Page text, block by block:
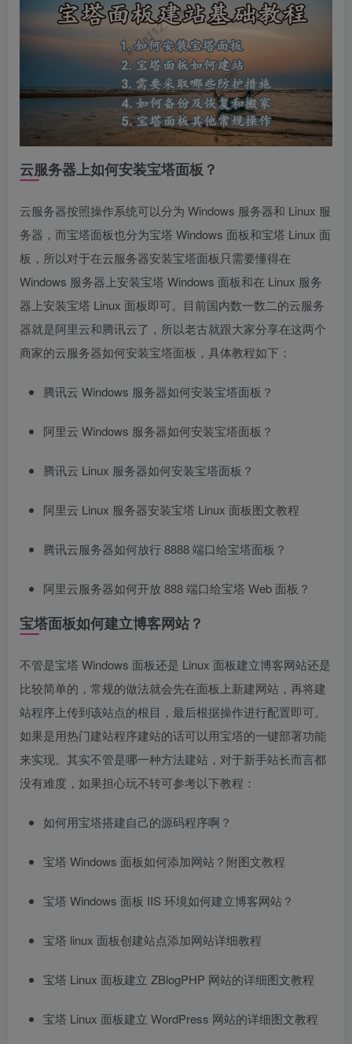
云服务器上如何安装宝塔面板？
云服务器按照操作系统可以分为 Windows 服务器和 Linux 服
务器，而宝塔面板也分为宝塔 Windows 面板和宝塔 Linux 面
板，所以对于在云服务器安装宝塔面板只需要懂得在
Windows 服务器上安装宝塔 Windows 面板和在 Linux 服务
器上安装宝塔 Linux 面板即可。目前国内数一数二的云服务
器就是阿里云和腾讯云了，所以老古就跟大家分享在这两个
商家的云服务器如何安装宝塔面板，具体教程如下：
腾讯云 Windows 服务器如何安装宝塔面板？
阿里云 Windows 服务器如何安装宝塔面板？
腾讯云 Linux 服务器如何安装宝塔面板？
阿里云 Linux 服务器安装宝塔 Linux 面板图文教程
腾讯云服务器如何放行 8888 端口给宝塔面板？
阿里云服务器如何开放 888 端口给宝塔 Web 面板？
宝塔面板如何建立博客网站？
不管是宝塔 Windows 面板还是 Linux 面板建立博客网站还是
比较简单的，常规的做法就会先在面板上新建网站，再将建
站程序上传到该站点的根目，最后根据操作进行配置即可。
如果是用热门建站程序建站的话可以用宝塔的一键部署功能
来实现。其实不管是哪一种方法建站，对于新手站长而言都
没有难度，如果担心玩不转可参考以下教程：
如何用宝塔搭建自己的源码程序啊？
宝塔 Windows 面板如何添加网站？附图文教程
宝塔 Windows 面板 IIS 环境如何建立博客网站？
宝塔 linux 面板创建站点添加网站详细教程
宝塔 Linux 面板建立 ZBlogPHP 网站的详细图文教程
宝塔 Linux 面板建立 WordPress 网站的详细图文教程